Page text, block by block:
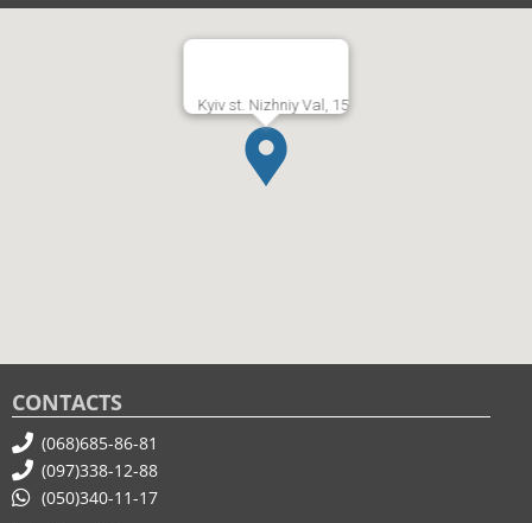
Kyiv st. Nizhniy Val, 15
CONTACTS
(068)685-86-81
(097)338-12-88
(050)340-11-17